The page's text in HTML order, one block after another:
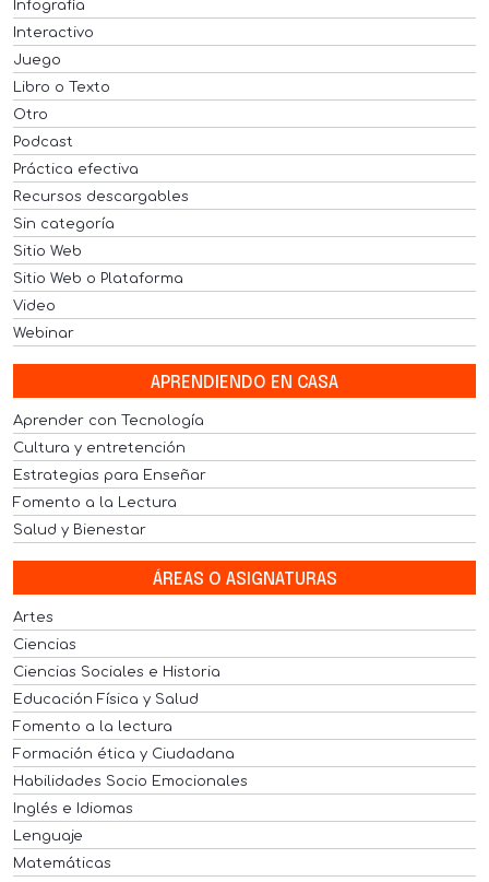
Infografía
Interactivo
Juego
Libro o Texto
Otro
Podcast
Práctica efectiva
Recursos descargables
Sin categoría
Sitio Web
Sitio Web o Plataforma
Video
Webinar
APRENDIENDO EN CASA
Aprender con Tecnología
Cultura y entretención
Estrategias para Enseñar
Fomento a la Lectura
Salud y Bienestar
ÁREAS O ASIGNATURAS
Artes
Ciencias
Ciencias Sociales e Historia
Educación Física y Salud
Fomento a la lectura
Formación ética y Ciudadana
Habilidades Socio Emocionales
Inglés e Idiomas
Lenguaje
Matemáticas